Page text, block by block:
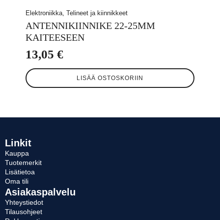
Elektroniikka, Telineet ja kiinnikkeet
ANTENNIKIINNIKE 22-25MM
KAITEESEEN
13,05 €
LISÄÄ OSTOSKORIIN
Linkit
Kauppa
Tuotemerkit
Lisätietoa
Oma tili
Asiakaspalvelu
Yhteystiedot
Tilausohjeet